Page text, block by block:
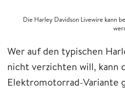
Die Harley Davidson Livewire kann
Wer auf den typischen
nicht verzichten will, kann
Elektromotorrad-Variante